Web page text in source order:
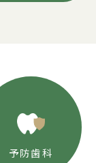
予防歯科